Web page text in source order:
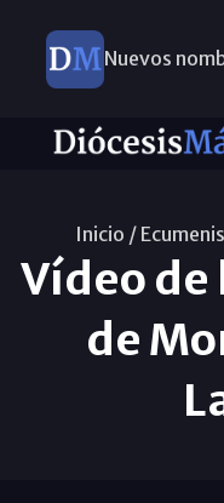
Nuevos
Este
Inicio /
Vídeo de
de